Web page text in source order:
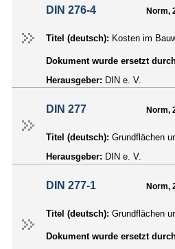
DIN 276-4 Norm,
Titel (deutsch): Kosten im
Dokument wurde ersetzt
Herausgeber: DIN e. V.
DIN 277 Norm,
Titel (deutsch): Grundflächen
Herausgeber: DIN e. V.
DIN 277-1 Norm,
Titel (deutsch): Grundflächen
Dokument wurde ersetzt